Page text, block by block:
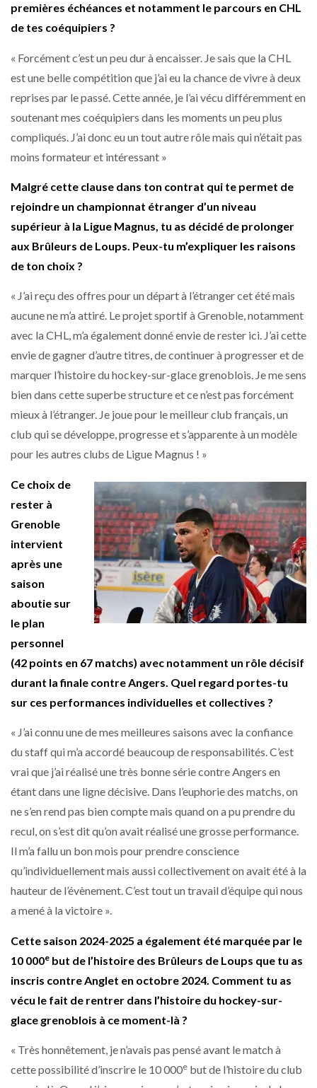
premières échéances et notamment le parcours en CHL
de tes coéquipiers ?
« Forcément c’est un peu dur à encaisser. Je sais que la CHL
est une belle compétition que j’ai eu la chance de vivre à deux
reprises par le passé. Cette année, je l’ai vécu différemment en
soutenant mes coéquipiers dans les moments un peu plus
compliqués. J’ai donc eu un tout autre rôle mais qui n’était pas
moins formateur et intéressant »
Malgré cette clause dans ton contrat qui te permet de
rejoindre un championnat étranger d’un niveau
supérieur à la Ligue Magnus, tu as décidé de prolonger
aux Brûleurs de Loups. Peux-tu m’expliquer les raisons
de ton choix ?
« J’ai reçu des offres pour un départ à l’étranger cet été mais
aucune ne m’a attiré. Le projet sportif à Grenoble, notamment
avec la CHL, m’a également donné envie de rester ici. J’ai cette
envie de gagner d’autre titres, de continuer à progresser et de
marquer l’histoire du hockey-sur-glace grenoblois. Je me sens
bien dans cette superbe structure et ce n’est pas forcément
mieux à l’étranger. Je joue pour le meilleur club français, un
club qui se développe, progresse et s’apparente à un modèle
pour les autres clubs de Ligue Magnus ! »
Ce choix de
rester à
Grenoble
intervient
après une
saison
aboutie sur
le plan
personnel
(42 points en 67 matchs) avec notamment un rôle décisif
durant la finale contre Angers. Quel regard portes-tu
sur ces performances individuelles et collectives ?
« J’ai connu une de mes meilleures saisons avec la confiance
du staff qui m’a accordé beaucoup de responsabilités. C’est
vrai que j’ai réalisé une très bonne série contre Angers en
étant dans une ligne décisive. Dans l’euphorie des matchs, on
ne s’en rend pas bien compte mais quand on a pu prendre du
recul, on s’est dit qu’on avait réalisé une grosse performance.
Il m’a fallu un bon mois pour prendre conscience
qu’individuellement mais aussi collectivement on avait été à la
hauteur de l’évènement. C’est tout un travail d’équipe qui nous
a mené à la victoire ».
Cette saison 2024-2025 a également été marquée par le
10 000e but de l’histoire des Brûleurs de Loups que tu as
inscris contre Anglet en octobre 2024. Comment tu as
vécu le fait de rentrer dans l’histoire du hockey-sur-
glace grenoblois à ce moment-là ?
« Très honnêtement, je n’avais pas pensé avant le match à
cette possibilité d’inscrire le 10 000e but de l’histoire du club